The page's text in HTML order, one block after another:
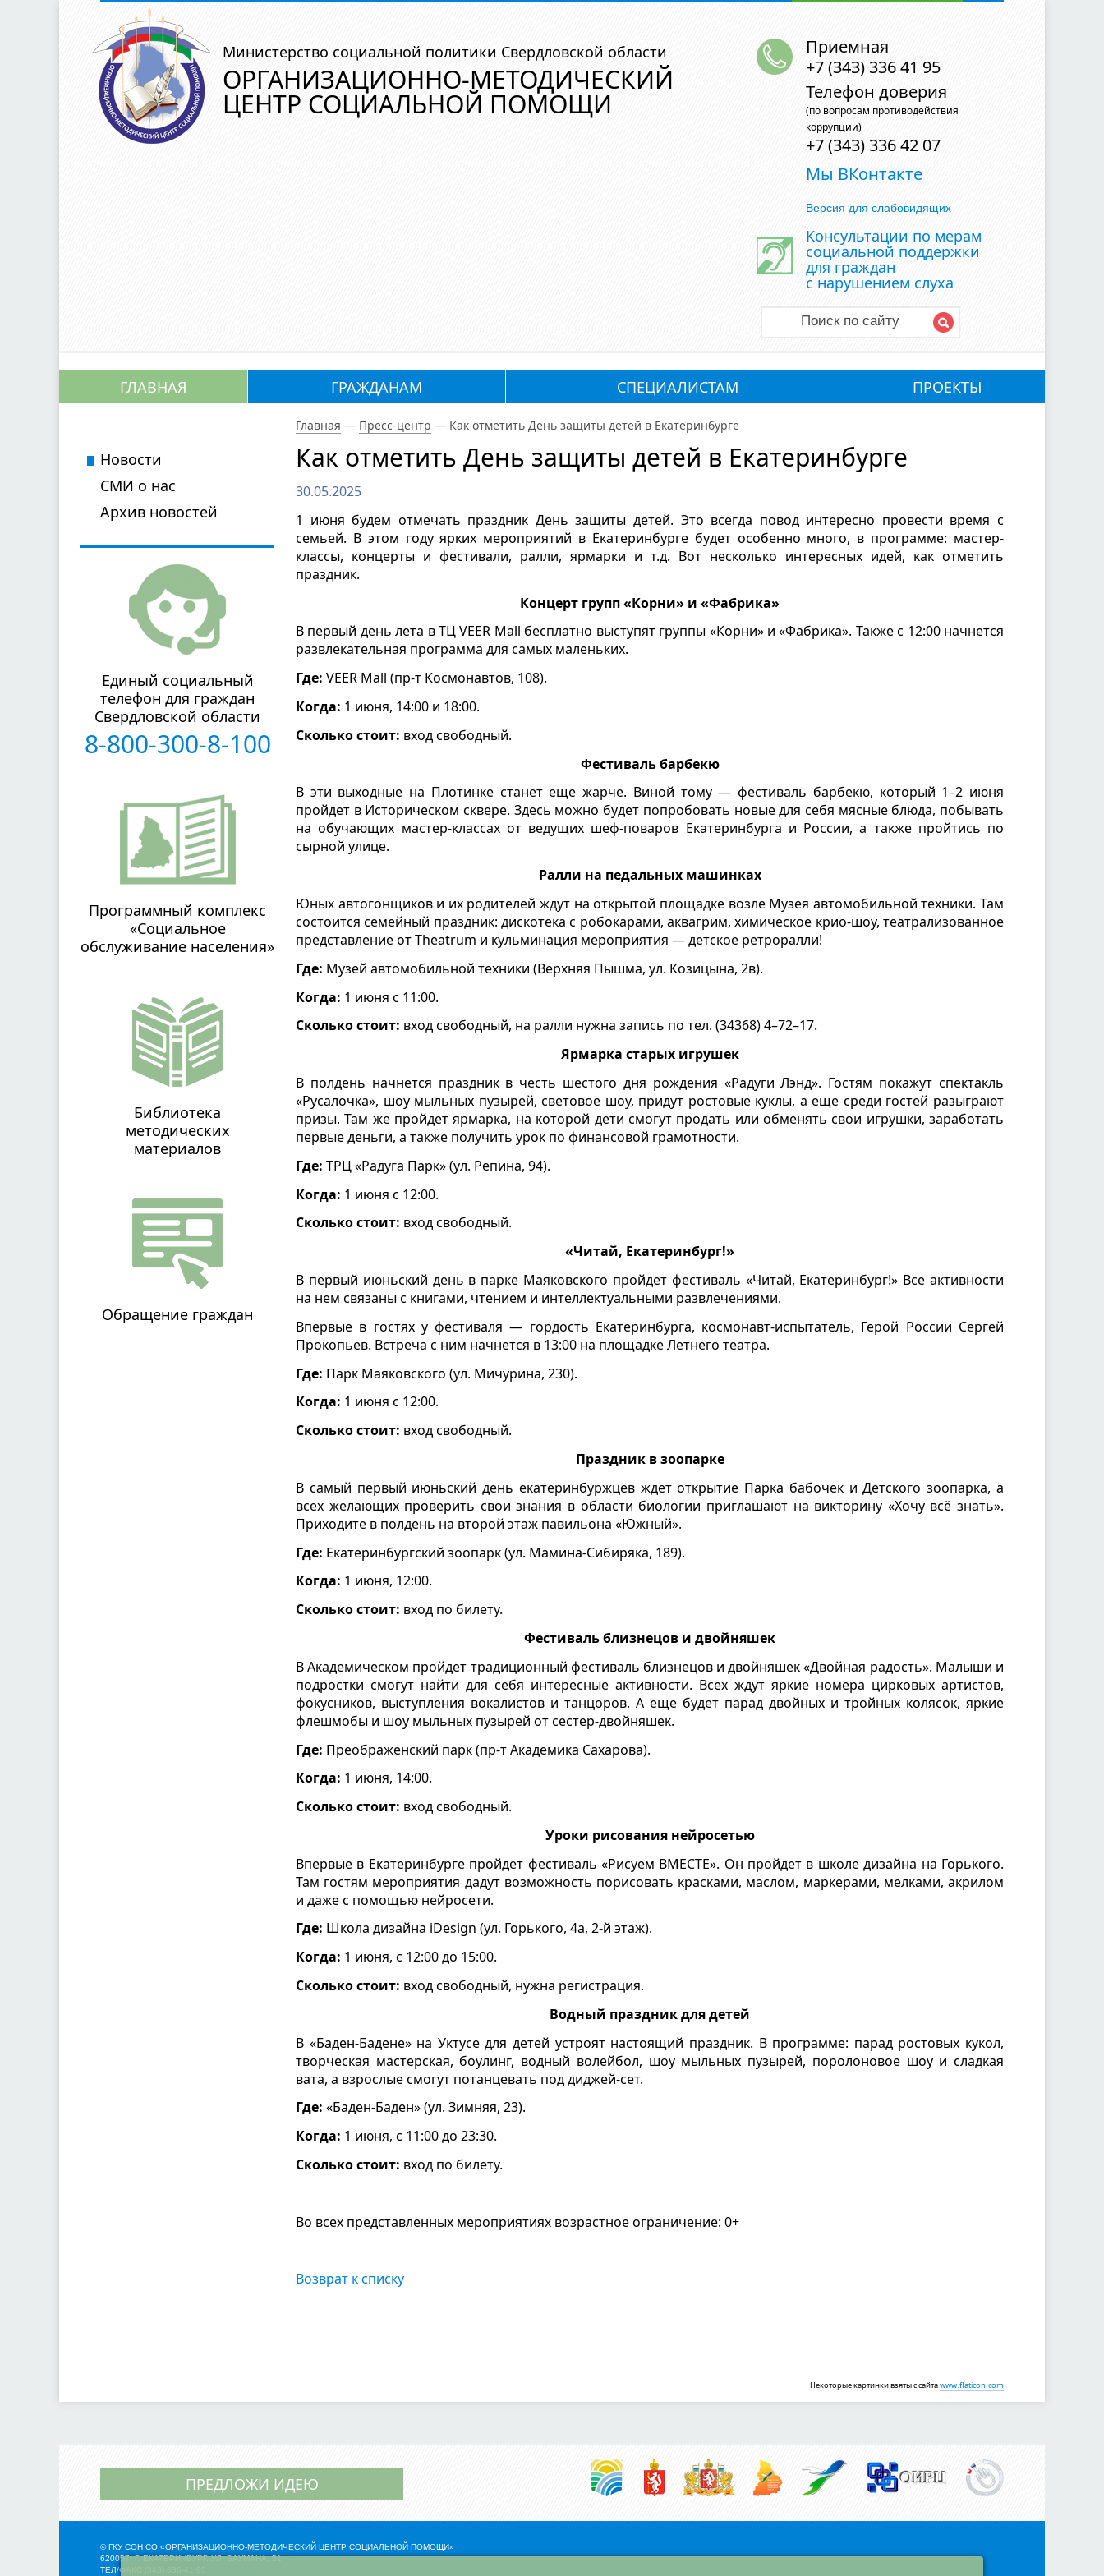
Министерство социальной политики Свердловской области
ОРГАНИЗАЦИОННО-МЕТОДИЧЕСКИЙ
ЦЕНТР СОЦИАЛЬНОЙ ПОМОЩИ
Приемная
+7 (343) 336 41 95
Телефон доверия
(по вопросам противодействия
коррупции)
+7 (343) 336 42 07
Мы ВКонтакте
Версия для слабовидящих
Консультации по мерам
социальной поддержки
для граждан
с нарушением слуха
Поиск по сайту
ГЛАВНАЯ ГРАЖДАНАМ СПЕЦИАЛИСТАМ ПРОЕКТЫ
Главная — Пресс-центр — Как отметить День защиты детей в Екатеринбурге
Как отметить День защиты детей в Екатеринбурге
30.05.2025
1 июня будем отмечать праздник День защиты детей. Это всегда повод интересно провести время с
семьей. В этом году ярких мероприятий в Екатеринбурге будет особенно много, в программе: мастер-
классы, концерты и фестивали, ралли, ярмарки и т.д. Вот несколько интересных идей, как отметить
праздник.
Концерт групп «Корни» и «Фабрика»
В первый день лета в ТЦ VEER Mall бесплатно выступят группы «Корни» и «Фабрика». Также с 12:00 начнется
развлекательная программа для самых маленьких.
Где: VEER Mall (пр-т Космонавтов, 108).
Когда: 1 июня, 14:00 и 18:00.
Сколько стоит: вход свободный.
Фестиваль барбекю
В эти выходные на Плотинке станет еще жарче. Виной тому — фестиваль барбекю, который 1–2 июня
пройдет в Историческом сквере. Здесь можно будет попробовать новые для себя мясные блюда, побывать
на обучающих мастер-классах от ведущих шеф-поваров Екатеринбурга и России, а также пройтись по
сырной улице.
Ралли на педальных машинках
Юных автогонщиков и их родителей ждут на открытой площадке возле Музея автомобильной техники. Там
состоится семейный праздник: дискотека с робокарами, аквагрим, химическое крио-шоу, театрализованное
представление от Theatrum и кульминация мероприятия — детское ретроралли!
Где: Музей автомобильной техники (Верхняя Пышма, ул. Козицына, 2в).
Когда: 1 июня с 11:00.
Сколько стоит: вход свободный, на ралли нужна запись по тел. (34368) 4–72–17.
Ярмарка старых игрушек
В полдень начнется праздник в честь шестого дня рождения «Радуги Лэнд». Гостям покажут спектакль
«Русалочка», шоу мыльных пузырей, световое шоу, придут ростовые куклы, а еще среди гостей разыграют
призы. Там же пройдет ярмарка, на которой дети смогут продать или обменять свои игрушки, заработать
первые деньги, а также получить урок по финансовой грамотности.
Где: ТРЦ «Радуга Парк» (ул. Репина, 94).
Когда: 1 июня с 12:00.
Сколько стоит: вход свободный.
«Читай, Екатеринбург!»
В первый июньский день в парке Маяковского пройдет фестиваль «Читай, Екатеринбург!» Все активности
на нем связаны с книгами, чтением и интеллектуальными развлечениями.
Впервые в гостях у фестиваля — гордость Екатеринбурга, космонавт-испытатель, Герой России Сергей
Прокопьев. Встреча с ним начнется в 13:00 на площадке Летнего театра.
Где: Парк Маяковского (ул. Мичурина, 230).
Когда: 1 июня с 12:00.
Сколько стоит: вход свободный.
Праздник в зоопарке
В самый первый июньский день екатеринбуржцев ждет открытие Парка бабочек и Детского зоопарка, а
всех желающих проверить свои знания в области биологии приглашают на викторину «Хочу всё знать».
Приходите в полдень на второй этаж павильона «Южный».
Где: Екатеринбургский зоопарк (ул. Мамина-Сибиряка, 189).
Когда: 1 июня, 12:00.
Сколько стоит: вход по билету.
Фестиваль близнецов и двойняшек
В Академическом пройдет традиционный фестиваль близнецов и двойняшек «Двойная радость». Малыши и
подростки смогут найти для себя интересные активности. Всех ждут яркие номера цирковых артистов,
фокусников, выступления вокалистов и танцоров. А еще будет парад двойных и тройных колясок, яркие
флешмобы и шоу мыльных пузырей от сестер-двойняшек.
Где: Преображенский парк (пр-т Академика Сахарова).
Когда: 1 июня, 14:00.
Сколько стоит: вход свободный.
Уроки рисования нейросетью
Впервые в Екатеринбурге пройдет фестиваль «Рисуем ВМЕСТЕ». Он пройдет в школе дизайна на Горького.
Там гостям мероприятия дадут возможность порисовать красками, маслом, маркерами, мелками, акрилом
и даже с помощью нейросети.
Где: Школа дизайна iDesign (ул. Горького, 4а, 2-й этаж).
Когда: 1 июня, с 12:00 до 15:00.
Сколько стоит: вход свободный, нужна регистрация.
Водный праздник для детей
В «Баден-Бадене» на Уктусе для детей устроят настоящий праздник. В программе: парад ростовых кукол,
творческая мастерская, боулинг, водный волейбол, шоу мыльных пузырей, поролоновое шоу и сладкая
вата, а взрослые смогут потанцевать под диджей-сет.
Где: «Баден-Баден» (ул. Зимняя, 23).
Когда: 1 июня, с 11:00 до 23:30.
Сколько стоит: вход по билету.
Во всех представленных мероприятиях возрастное ограничение: 0+
Возврат к списку
Некоторые картинки взяты с сайтаwww.flaticon.com
Новости
СМИ о нас
Архив новостей
Единый социальный
телефон для граждан
Свердловской области
8-800-300-8-100
Программный комплекс
«Социальное
обслуживание населения»
Библиотека
методических
материалов
Обращение граждан
ПРЕДЛОЖИ ИДЕЮ
© ГКУ СОН СО «ОРГАНИЗАЦИОННО-МЕТОДИЧЕСКИЙ ЦЕНТР СОЦИАЛЬНОЙ ПОМОЩИ»
620057, Г. ЕКАТЕРИНБУРГ, УЛ. БАУМАНА, 51
ТЕЛ/ФАКС (343) 336-41-95